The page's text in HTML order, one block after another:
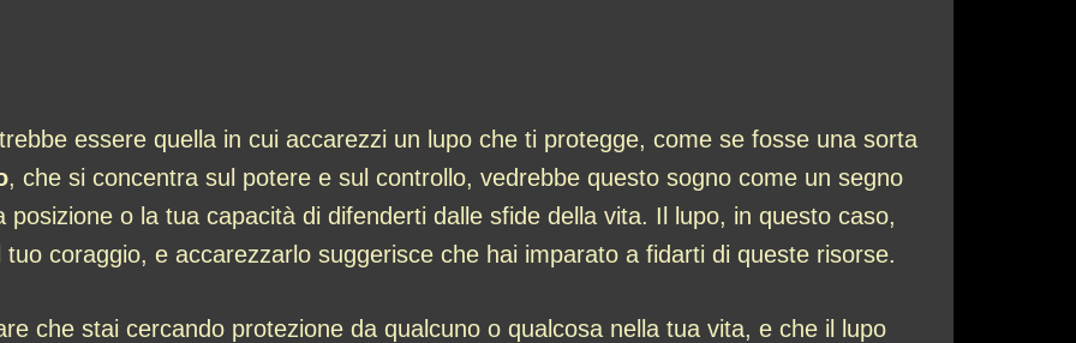
essere quella in cui accarezzi un lupo che ti protegge, come se fosse una sorta
, che si concentra sul potere e sul controllo, vedrebbe questo sogno come un segno
o la tua capacità di difenderti dalle sfide della vita. Il lupo, in questo caso,
coraggio, e accarezzarlo suggerisce che hai imparato a fidarti di queste risorse.
che stai cercando protezione da qualcuno o qualcosa nella tua vita, e che il lupo